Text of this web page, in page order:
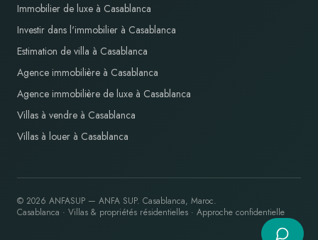
Immobilier de luxe à Casablanca
Investir dans l'immobilier à Casablanca
Estimation de villa à Casablanca
Agence immobilière à Casablanca
Agence immobilière de luxe à Casablanca
Villas à vendre à Casablanca
Villas à louer à Casablanca
© 2026 ANFASUP — ANFA SUP. Casablanca, Maroc.
Casablanca · Villas & propriétés résidentielles · Approche confidentielle